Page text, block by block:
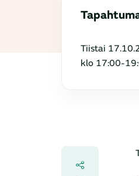
Tiistai
klo 17:00-